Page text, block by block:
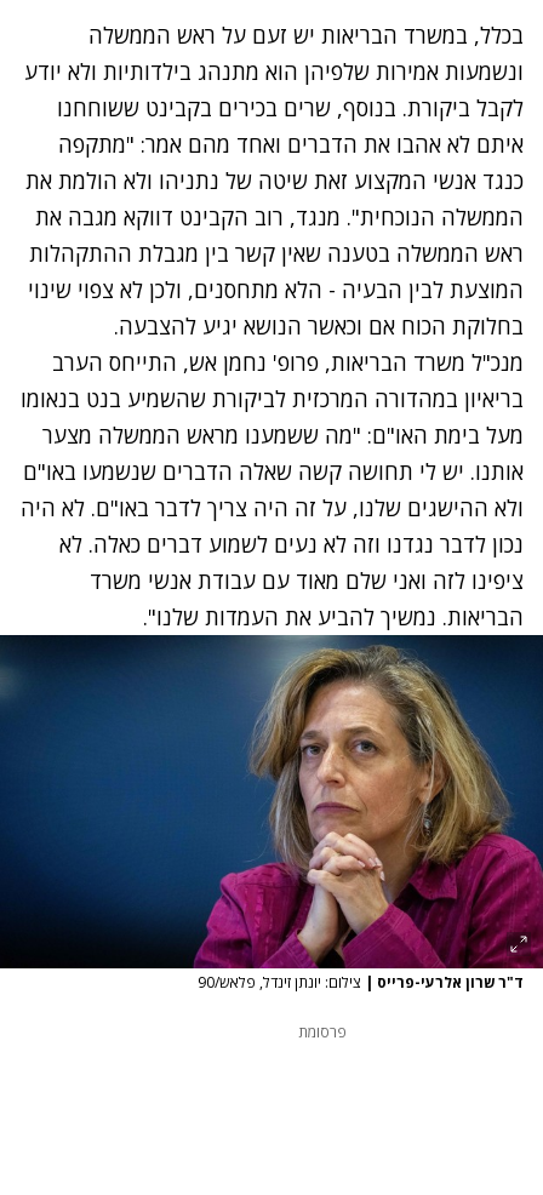
נתקלנו בבעיה
נסה שוב
בכלל, במשרד הבריאות יש זעם על ראש הממשלה
ונשמעות אמירות שלפיהן הוא מתנהג בילדותיות ולא יודע
לקבל ביקורת. בנוסף, שרים בכירים בקבינט ששוחחנו
איתם לא אהבו את הדברים ואחד מהם אמר: "מתקפה
כנגד אנשי המקצוע זאת שיטה של נתניהו ולא הולמת את
הממשלה הנוכחית". מנגד, רוב הקבינט דווקא מגבה את
ראש הממשלה בטענה שאין קשר בין מגבלת ההתקהלות
המוצעת לבין הבעיה - הלא מתחסנים, ולכן לא צפוי שינוי
בחלוקת הכוח אם וכאשר הנושא יגיע להצבעה.
מנכ"ל משרד הבריאות, פרופ' נחמן אש, התייחס הערב
בריאיון במהדורה המרכזית לביקורת שהשמיע בנט בנאומו
מעל בימת האו"ם: "מה ששמענו מראש הממשלה מצער
אותנו. יש לי תחושה קשה שאלה הדברים שנשמעו באו"ם
ולא ההישגים שלנו, על זה היה צריך לדבר באו"ם. לא היה
נכון לדבר נגדנו וזה לא נעים לשמוע דברים כאלה. לא
ציפינו לזה ואני שלם מאוד עם עבודת אנשי משרד
הבריאות. נמשיך להביע את העמדות שלנו".
ד"ר שרון אלרעי-פרייס | צילום: יונתן זינדל, פלאש/90
פרסומת